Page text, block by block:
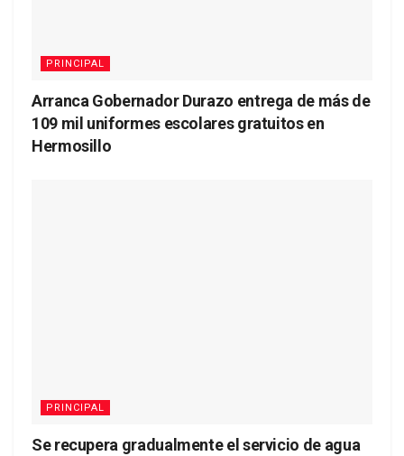
PRINCIPAL
Arranca Gobernador Durazo entrega de más de
109 mil uniformes escolares gratuitos en
Hermosillo
PRINCIPAL
Se recupera gradualmente el servicio de agua